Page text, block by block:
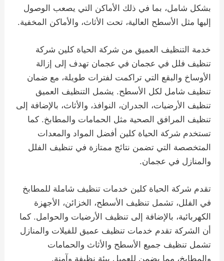
بشكل شامل، بما في ذلك الأماكن التي يصعب الوصول
إليها مثل الأسطح العالية، تحت الأثاث، والأماكن المخفية.
خدمة التنظيف العميق من شركة الحياة كلين شركة
تنظيف فلل في عجمان في عجمان تهدف إلى إزالة
الأوساخ والبقع التي تراكمت لفترات طويلة، مع ضمان
تنظيف شامل لكل الأسطح. يشمل التنظيف العميق
تنظيف الأرضيات، الجدران، النوافذ، والأثاث، بالإضافة إلى
تنظيف المرافق الصحية مثل الحمامات والمطابخ. كما
تستخدم شركة الحياة كلين أفضل المواد والمعدات
المتخصصة التي تضمن نتائج ممتازة في تنظيف الفلل
والمنازل في عجمان.
تقدم شركة الحياة كلين خدمات تنظيف شاملة للمطابخ
في الفلل، تشمل تنظيف الأسطح، الخزائن، الأجهزة
الكهربائية، بالإضافة إلى تنظيف الأرضيات والحوامل. كما
أن الشركة تقدم خدمات تنظيف عميق للفيلات والمنازل
تشمل تنظيف جميع الأسطح والأثاث والحمامات
والمطابخ، مما يضمن للعميل بيئة نظيفة وآمنة.